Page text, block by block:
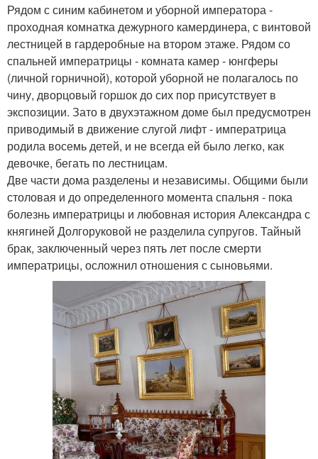
Рядом с синим кабинетом и уборной императора -
проходная комнатка дежурного камердинера, с винтовой
лестницей в гардеробные на втором этаже. Рядом со
спальней императрицы - комната камер - юнгферы
(личной горничной), которой уборной не полагалось по
чину, дворцовый горшок до сих пор присутствует в
экспозиции. Зато в двухэтажном доме был предусмотрен
приводимый в движение слугой лифт - императрица
родила восемь детей, и не всегда ей было легко, как
девочке, бегать по лестницам.
Две части дома разделены и независимы. Общими были
столовая и до определенного момента спальня - пока
болезнь императрицы и любовная история Александра с
княгиней Долгоруковой не разделила супругов. Тайный
брак, заключенный через пять лет после смерти
императрицы, осложнил отношения с сыновьями.